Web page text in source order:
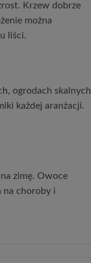
Krzew dobrze
można
liści.
ogrodach skalnych
każdej aranżacji.
zimę. Owoce
na choroby i